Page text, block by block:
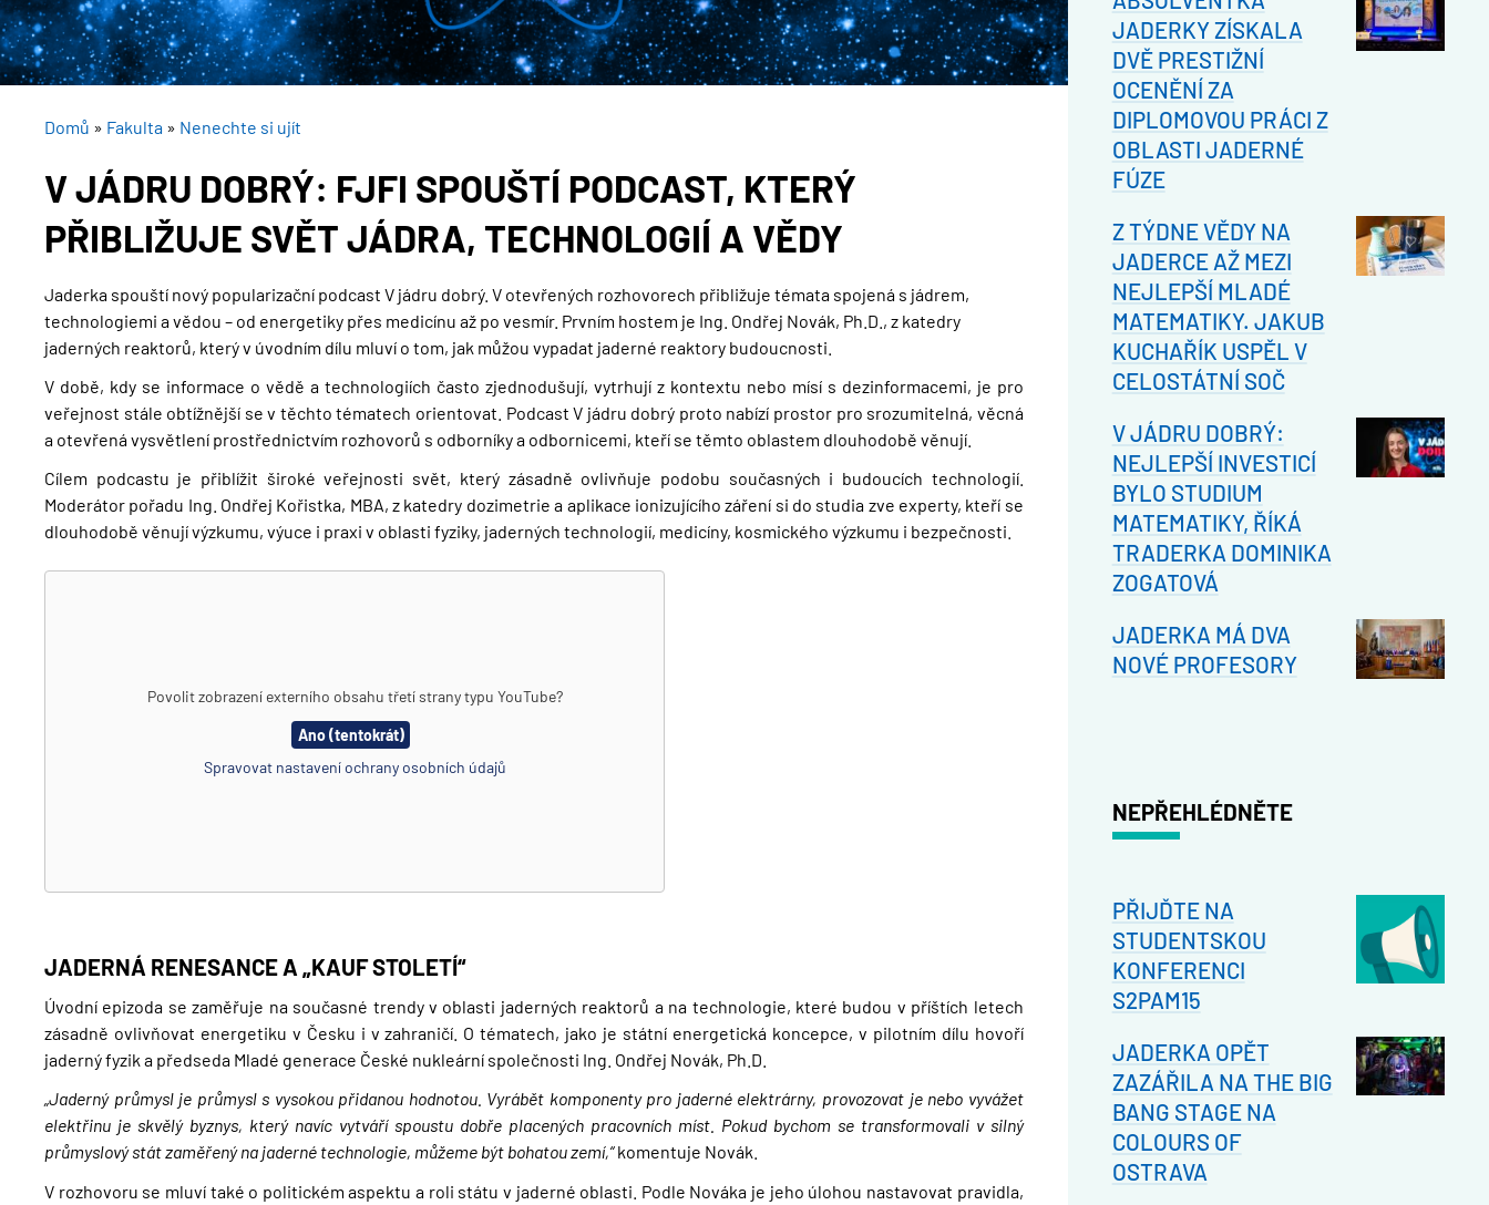
DROBEČKOVÁ
NAVIGACE
Domů Fakulta Nenechte si ujít
V JÁDRU DOBRÝ: FJFI SPOUŠTÍ PODCAST, KTERÝ
PŘIBLIŽUJE SVĚT JÁDRA, TECHNOLOGIÍ A VĚDY
Jaderka spouští nový popularizační podcast V jádru dobrý. V otevřených rozhovorech přibližuje témata spojená s jádrem,
technologiemi a vědou – od energetiky přes medicínu až po vesmír. Prvním hostem je Ing. Ondřej Novák, Ph.D., z katedry
jaderných reaktorů, který v úvodním dílu mluví o tom, jak můžou vypadat jaderné reaktory budoucnosti.
V době, kdy se informace o vědě a technologiích často zjednodušují, vytrhují z kontextu nebo mísí s dezinformacemi, je pro
veřejnost stále obtížnější se v těchto tématech orientovat. Podcast V jádru dobrý proto nabízí prostor pro srozumitelná, věcná
a otevřená vysvětlení prostřednictvím rozhovorů s odborníky a odbornicemi, kteří se těmto oblastem dlouhodobě věnují.
Cílem podcastu je přiblížit široké veřejnosti svět, který zásadně ovlivňuje podobu současných i budoucích technologií.
Moderátor pořadu Ing. Ondřej Kořistka, MBA, z katedry dozimetrie a aplikace ionizujícího záření si do studia zve experty, kteří se
dlouhodobě věnují výzkumu, výuce i praxi v oblasti fyziky, jaderných technologií, medicíny, kosmického výzkumu i bezpečnosti.
Povolit zobrazení externího obsahu třetí strany typu YouTube?
Ano (tentokrát)
Spravovat nastavení ochrany osobních údajů
JADERNÁ RENESANCE A „KAUF STOLETÍ“
Úvodní epizoda se zaměřuje na současné trendy v oblasti jaderných reaktorů a na technologie, které budou v příštích letech
zásadně ovlivňovat energetiku v Česku i v zahraničí. O tématech, jako je státní energetická koncepce, v pilotním dílu hovoří
jaderný fyzik a předseda Mladé generace České nukleární společnosti Ing. Ondřej Novák, Ph.D.
„Jaderný průmysl je průmysl s vysokou přidanou hodnotou. Vyrábět komponenty pro jaderné elektrárny, provozovat je nebo vyvážet
elektřinu je skvělý byznys, který navíc vytváří spoustu dobře placených pracovních míst. Pokud bychom se transformovali v silný
průmyslový stát zaměřený na jaderné technologie, můžeme být bohatou zemí,“komentuje Novák.
V rozhovoru se mluví také o politickém aspektu a roli státu v jaderné oblasti. Podle Nováka je jeho úlohou nastavovat pravidla,
JADERKY ZÍSKALA
DVĚ PRESTIŽNÍ
OCENĚNÍ ZA
DIPLOMOVOU PRÁCI Z
OBLASTI JADERNÉ
FÚZE
Z TÝDNE VĚDY NA
JADERCE AŽ MEZI
NEJLEPŠÍ MLADÉ
MATEMATIKY. JAKUB
KUCHAŘÍK USPĚL V
CELOSTÁTNÍ SOČ
V JÁDRU DOBRÝ:
NEJLEPŠÍ INVESTICÍ
BYLO STUDIUM
MATEMATIKY, ŘÍKÁ
TRADERKA DOMINIKA
ZOGATOVÁ
JADERKA MÁ DVA
NOVÉ PROFESORY
NEPŘEHLÉDNĚTE
PŘIJĎTE NA
STUDENTSKOU
KONFERENCI
S2PAM15
JADERKA OPĚT
ZAZÁŘILA NA THE BIG
BANG STAGE NA
COLOURS OF
OSTRAVA